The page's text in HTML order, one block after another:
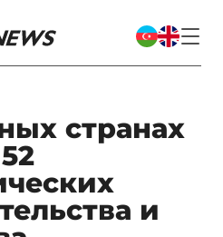
странах
и